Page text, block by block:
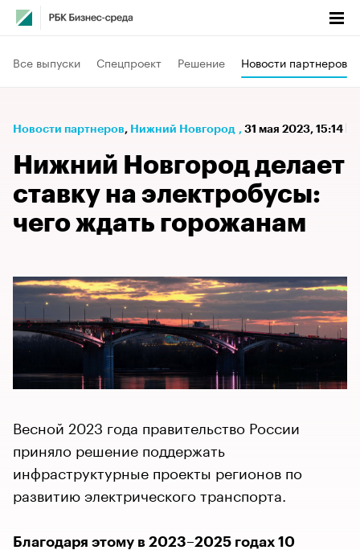
Все выпуски Спецпроект Решение Новости партнеров
Новости партнеров⁠, Нижний Новгород , 31 мая 2023, 15:14
Нижний Новгород делает
ставку на электробусы:
чего ждать горожанам
Весной 2023 года правительство России
приняло решение поддержать
инфраструктурные проекты регионов по
развитию электрического транспорта.
Благодаря этому в 2023–2025 годах 10